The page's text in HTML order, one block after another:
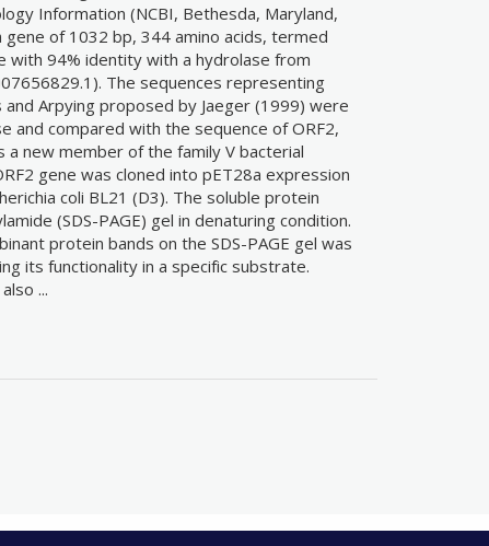
Information (NCBI, Bethesda, Maryland,
of 1032 bp, 344 amino acids, termed
with 94% identity with a hydrolase from
The sequences representing
Arpying proposed by Jaeger (1999) were
and compared with the sequence of ORF2,
new member of the family V bacterial
gene was cloned into pET28a expression
coli BL21 (D3). The soluble protein
(SDS-PAGE) gel in denaturing condition.
protein bands on the SDS-PAGE gel was
its functionality in a specific substrate.
...